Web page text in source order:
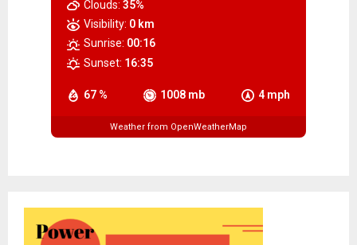
67 % 1008 mb 4 mph
Clouds: 35%
Visibility: 0 km
Sunrise: 00:16
Sunset: 16:35
Weather from OpenWeatherMap